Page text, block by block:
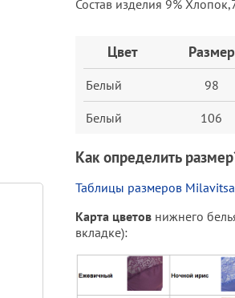
Состав изделия 9%
ЗаказЦвет Размер
Белый 98
Белый 106
Как определить
Таблицы размеров
Карта цветов нижнего
вкладке):